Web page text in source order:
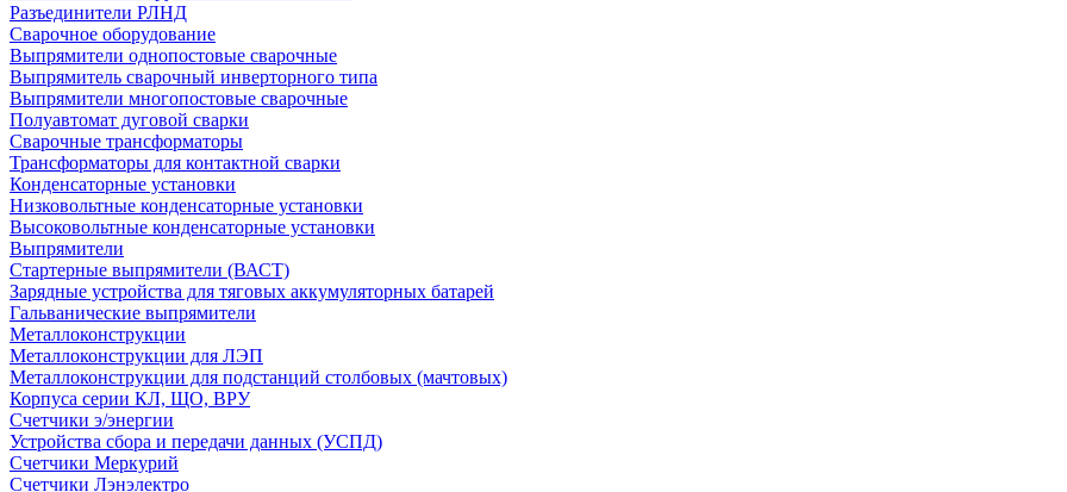
Разъединители РЛНД
Сварочное оборудование
Выпрямители однопостовые сварочные
Выпрямитель сварочный инверторного типа
Выпрямители многопостовые сварочные
Полуавтомат дуговой сварки
Сварочные трансформаторы
Трансформаторы для контактной сварки
Конденсаторные установки
Низковольтные конденсаторные установки
Высоковольтные конденсаторные установки
Выпрямители
Стартерные выпрямители (ВАСТ)
Зарядные устройства для тяговых аккумуляторных батарей
Гальванические выпрямители
Металлоконструкции
Металлоконструкции для ЛЭП
Металлоконструкции для подстанций столбовых (мачтовых)
Корпуса серии КЛ, ЩО, ВРУ
Счетчики э/энергии
Устройства сбора и передачи данных (УСПД)
Счетчики Меркурий
Счетчики Лэнэлектро